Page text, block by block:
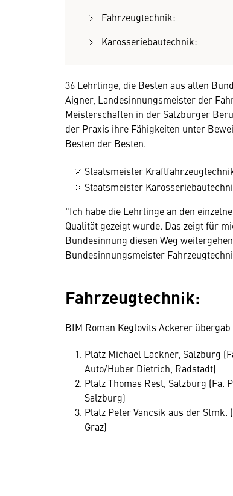
Fahrzeugtechnik:
Karosseriebautechnik:
36 Lehrlinge, die Besten aus allen
Aigner, Landesinnungsmeister der
Meisterschaften in der Salzburger
der Praxis ihre Fähigkeiten unter
Besten der Besten.
Staatsmeister
Staatsmeister
"Ich habe die Lehrlinge an den
Qualität gezeigt wurde. Das zeigt für
Bundesinnung diesen Weg
Bundesinnungsmeister
Fahrzeugtechnik:
BIM Roman Keglovits Ackerer
Platz Michael Lackner, Salzburg
Auto/Huber Dietrich, Radstadt)
Platz Thomas Rest, Salzburg (Fa.
Salzburg)
Platz Peter Vancsik aus der Stmk.
Graz)